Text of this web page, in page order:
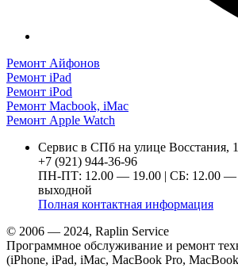
Ремонт Айфонов
Ремонт iPad
Ремонт iPod
Ремонт Macbook, iMac
Ремонт Apple Watch
Сервис в СПб на улице Восстания,
+7 (921) 944-36-96
ПН-ПТ: 12.00 — 19.00 | СБ: 12.00 —
выходной
Полная контактная информация
© 2006 — 2024, Raplin Service
Программное обслуживание и ремонт
(iPhone, iPad, iMac, MacBook Pro,